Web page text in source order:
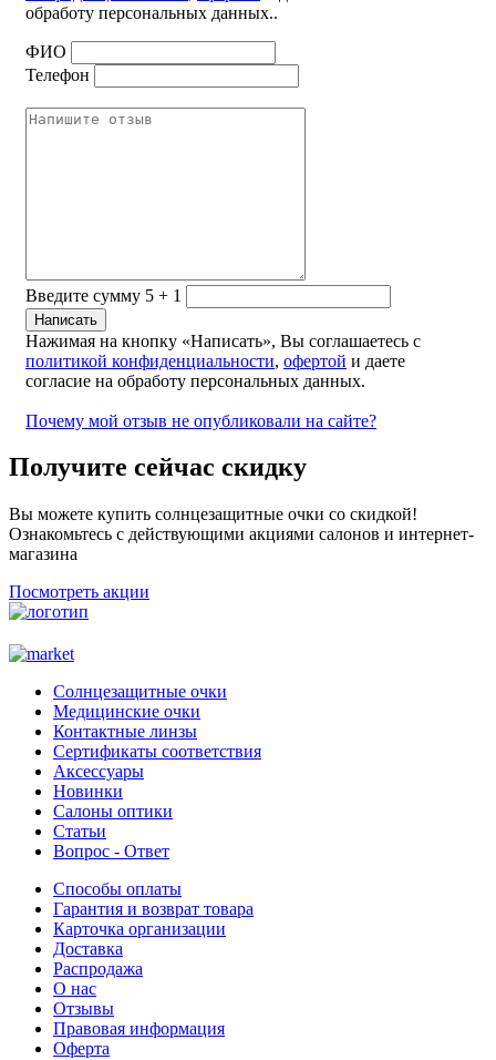
обработу персональных данных..
ФИО
Телефон
Введите сумму 5 + 1
Нажимая на кнопку «Написать», Вы соглашаетесь с
политикой конфиденциальности, офертой и даете
согласие на обработу персональных данных.
Почему мой отзыв не опубликовали на сайте?
Получите сейчас скидку
Вы можете купить солнцезащитные очки со скидкой!
Ознакомьтесь с действующими акциями салонов и интернет-
магазина
Посмотреть акции
Солнцезащитные очки
Медицинские очки
Контактные линзы
Сертификаты соответствия
Аксессуары
Новинки
Салоны оптики
Статьи
Вопрос - Ответ
Способы оплаты
Гарантия и возврат товара
Карточка организации
Доставка
Распродажа
О нас
Отзывы
Правовая информация
Оферта